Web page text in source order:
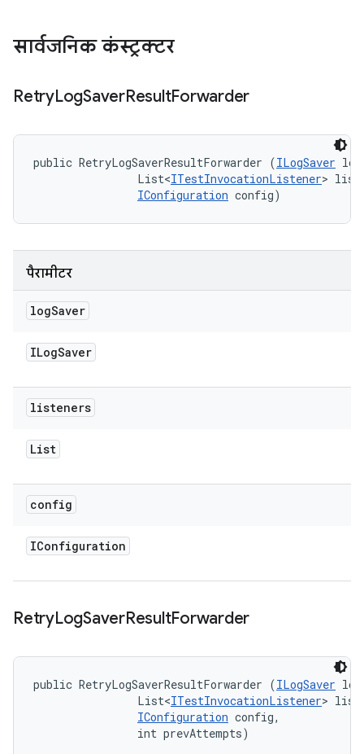
सार्वजनिक कंस्ट्रक्टर
RetryLogSaverResultForwarder
public RetryLogSaverResultForwarder (ILogSaver
                List<
ITestInvocationListener>
IConfiguration config)
पैरामीटर
logSaver
ILogSaver
listeners
List
config
IConfiguration
RetryLogSaverResultForwarder
public RetryLogSaverResultForwarder (ILogSaver
                List<
ITestInvocationListener>
IConfiguration config,
                int prevAttempts)